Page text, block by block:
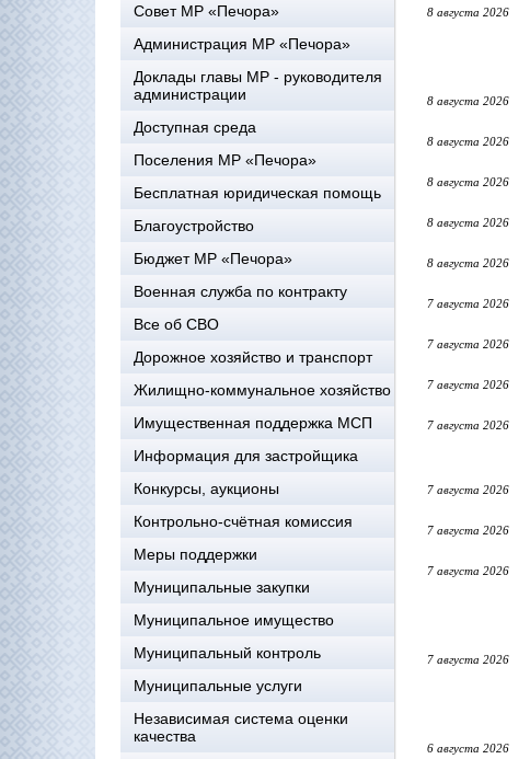
Совет МР «Печора»
Администрация МР «Печора»
Доклады главы МР - руководителя
администрации
Доступная среда
Поселения МР «Печора»
Бесплатная юридическая помощь
Благоустройство
Бюджет МР «Печора»
Военная служба по контракту
Все об СВО
Дорожное хозяйство и транспорт
Жилищно-коммунальное хозяйство
Имущественная поддержка МСП
Информация для застройщика
Конкурсы, аукционы
Контрольно-счётная комиссия
Меры поддержки
Муниципальные закупки
Муниципальное имущество
Муниципальный контроль
Муниципальные услуги
Независимая система оценки
качества
8 августа 2026
8 августа 2026
8 августа 2026
8 августа 2026
8 августа 2026
8 августа 2026
7 августа 2026
7 августа 2026
7 августа 2026
7 августа 2026
7 августа 2026
7 августа 2026
7 августа 2026
7 августа 2026
6 августа 2026